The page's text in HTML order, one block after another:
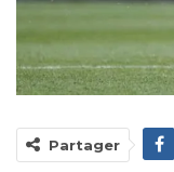
Partager